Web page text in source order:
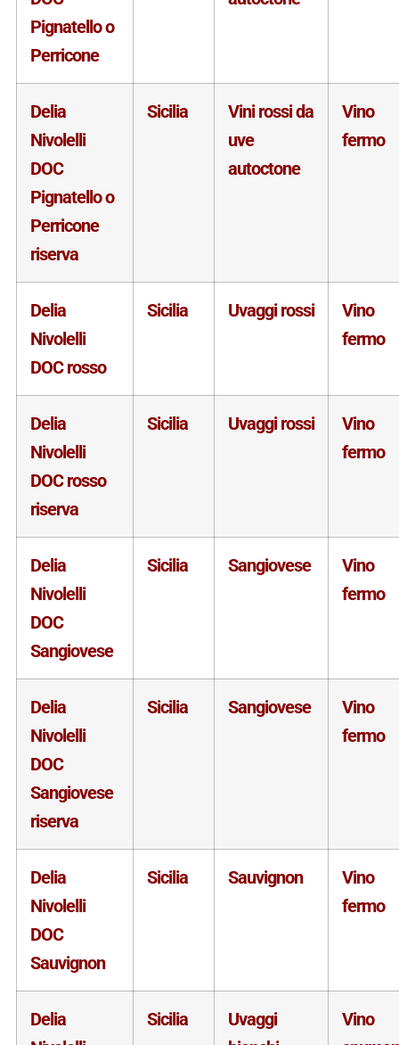
Pignatello o
Perricone
Delia
Nivolelli
DOC
Pignatello o
Perricone
riserva
Sicilia
Vini rossi da
uve
autoctone
Vino
fermo
Delia
Nivolelli
DOC rosso
Sicilia Uvaggi rossi
Vino
fermo
Delia
Nivolelli
DOC rosso
riserva
Sicilia Uvaggi rossi
Vino
fermo
Delia
Nivolelli
DOC
Sangiovese
Sicilia Sangiovese
Vino
fermo
Delia
Nivolelli
DOC
Sangiovese
riserva
Sicilia Sangiovese
Vino
fermo
Delia
Nivolelli
DOC
Sauvignon
Sicilia Sauvignon
Vino
fermo
Delia
Sicilia
Uvaggi
Vino